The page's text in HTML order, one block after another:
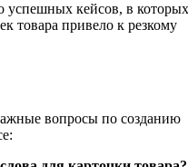
успешных кейсов, в которых
товара привело к резкому
вопросы по созданию